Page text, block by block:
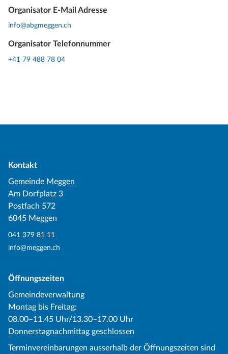
Organisator E-Mail Adresse
info@abgmeggen.ch
Organisator Telefonnummer
+41 79 488 78 04
Kontakt
Gemeinde Meggen
Am Dorfplatz 3
Postfach 572
6045 Meggen
041 379 81 11
info@meggen.ch
Öffnungszeiten
Gemeindeverwaltung
Montag bis Freitag:
08.00–11.45 Uhr/13.30–17.00 Uhr
Donnerstagnachmittag geschlossen
Terminvereinbarungen ausserhalb der Öffnungszeiten sind